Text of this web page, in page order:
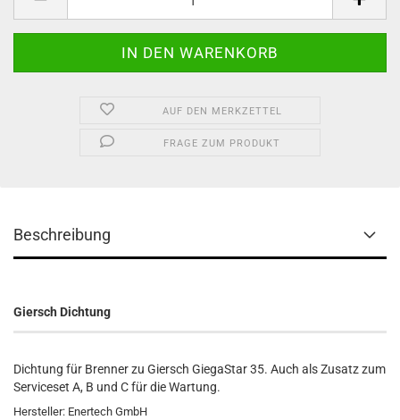
AUF DEN MERKZETTEL
FRAGE ZUM PRODUKT
Beschreibung
Giersch Dichtung
Dichtung für Brenner zu Giersch GiegaStar 35. Auch als Zusatz zum
Serviceset A, B und C für die Wartung.
Hersteller: Enertech GmbH